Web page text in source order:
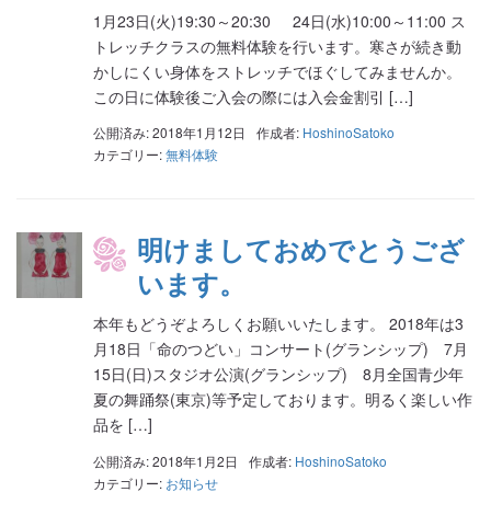
1月23日(火)19:30～20:30 24日(水)10:00～11:00 ス
トレッチクラスの無料体験を行います。寒さが続き動
かしにくい身体をストレッチでほぐしてみませんか。
この日に体験後ご入会の際には入会金割引 […]
公開済み: 2018年1月12日 作成者: HoshinoSatoko
カテゴリー:無料体験
明けましておめでとうござ
います。
本年もどうぞよろしくお願いいたします。 2018年は3
月18日「命のつどい」コンサート(グランシップ) 7月
15日(日)スタジオ公演(グランシップ) 8月全国青少年
夏の舞踊祭(東京)等予定しております。明るく楽しい作
品を […]
公開済み: 2018年1月2日 作成者: HoshinoSatoko
カテゴリー: お知らせ